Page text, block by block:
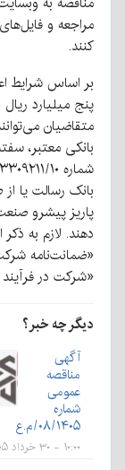
مراجعه و
کنند.
بر اساس شرایط
متقاضیان
بانکی معتبر،
بانک رسالت یا
دهند. لازم به
«ضمانت‌نامه
«شرکت در فرآیند
دیگر چه خبر؟
آگهی
مناقصه
عمومی
شماره
۰۸/۱۴۰۵/م.ع
۱۰:۰۰ - ۳۰ خرداد ۱۴۰۵